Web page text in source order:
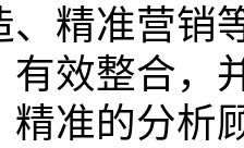
、精准营销
有效整合，
精准的分析